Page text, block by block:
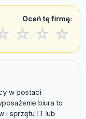
Oceń tę firmę:
☆ ☆ ☆
w postaci
biura to
i sprzętu IT lub